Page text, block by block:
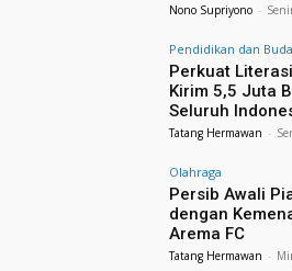
Nono Supriyono -
Pendidikan dan
Perkuat
Kirim 5,5 Juta
Seluruh
Tatang Hermawan -
Olahraga
Persib Awali
dengan
Arema FC
Tatang Hermawan -